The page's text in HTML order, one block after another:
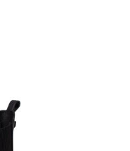
pocos días!
para que te recoja el